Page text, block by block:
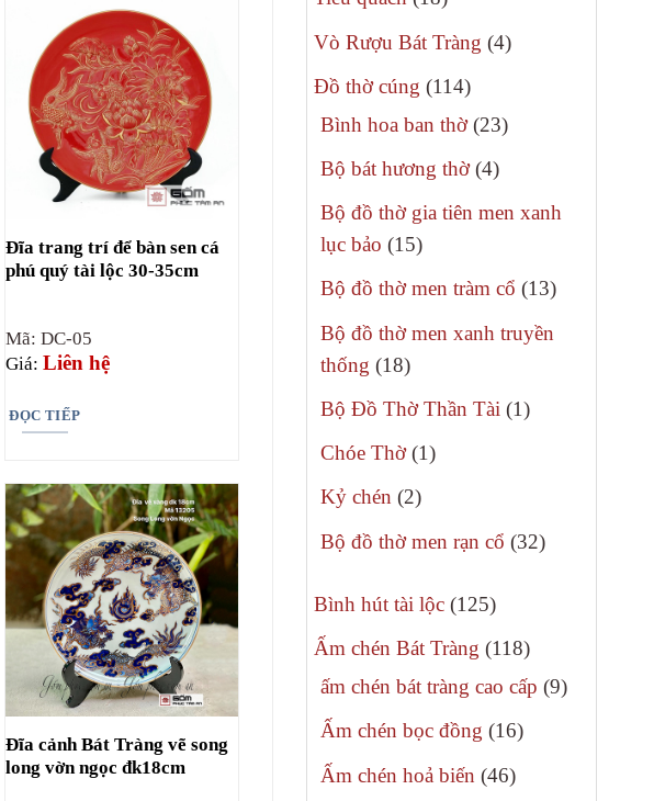
phẩm
Vò Rượu Bát Tràng 44
Đồ thờ cúng 114114
sản
Bình hoa ban thờ 2323
Bộ bát hương thờ 44
Bộ đồ thờ gia tiên men xanh
lục bảo
1515
Bộ đồ thờ men tràm cổ 1313
Bộ đồ thờ men xanh truyền
thống
1818
Bộ Đồ Thờ Thần Tài 11
Chóe Thờ 11
Kỷ chén 22
Bộ đồ thờ men rạn cổ 3232
Bình hút tài lộc 125125
phẩm
Ấm chén Bát Tràng 118118
sản
ấm chén bát tràng cao cấp 99
Ấm chén bọc đồng 1616
Ấm chén hoả biến 4646
Đĩa trang trí để bàn sen cá
phú quý tài lộc 30-35cm
Mã: DC-05
Giá:Liên hệ
ĐỌC TIẾP
Đĩa cảnh Bát Tràng vẽ song
long vờn ngọc đk18cm